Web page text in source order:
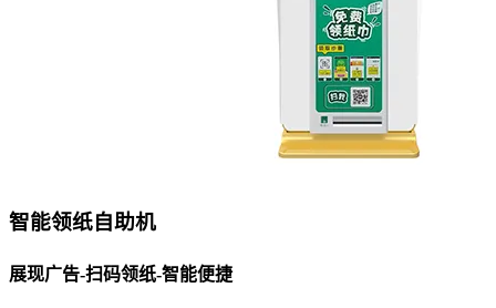
智能领纸自助机
展现广告-扫码领纸-智能便捷